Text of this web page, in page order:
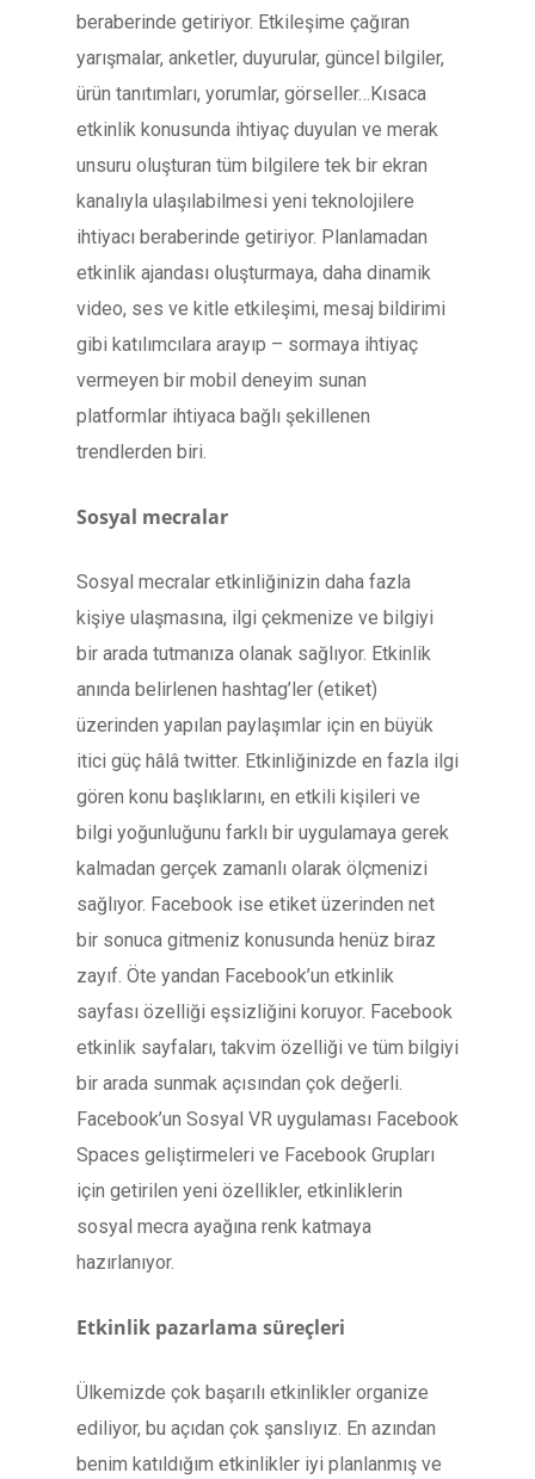
beraberinde getiriyor. Etkileşime çağıran
yarışmalar, anketler, duyurular, güncel bilgiler,
ürün tanıtımları, yorumlar, görseller…Kısaca
etkinlik konusunda ihtiyaç duyulan ve merak
unsuru oluşturan tüm bilgilere tek bir ekran
kanalıyla ulaşılabilmesi yeni teknolojilere
ihtiyacı beraberinde getiriyor. Planlamadan
etkinlik ajandası oluşturmaya, daha dinamik
video, ses ve kitle etkileşimi, mesaj bildirimi
gibi katılımcılara arayıp – sormaya ihtiyaç
vermeyen bir mobil deneyim sunan
platformlar ihtiyaca bağlı şekillenen
trendlerden biri.
Sosyal mecralar
Sosyal mecralar etkinliğinizin daha fazla
kişiye ulaşmasına, ilgi çekmenize ve bilgiyi
bir arada tutmanıza olanak sağlıyor. Etkinlik
anında belirlenen hashtag’ler (etiket)
üzerinden yapılan paylaşımlar için en büyük
itici güç hâlâ twitter. Etkinliğinizde en fazla ilgi
gören konu başlıklarını, en etkili kişileri ve
bilgi yoğunluğunu farklı bir uygulamaya gerek
kalmadan gerçek zamanlı olarak ölçmenizi
sağlıyor. Facebook ise etiket üzerinden net
bir sonuca gitmeniz konusunda henüz biraz
zayıf. Öte yandan Facebook’un etkinlik
sayfası özelliği eşsizliğini koruyor. Facebook
etkinlik sayfaları, takvim özelliği ve tüm bilgiyi
bir arada sunmak açısından çok değerli.
Facebook’un Sosyal VR uygulaması Facebook
Spaces geliştirmeleri ve Facebook Grupları
için getirilen yeni özellikler, etkinliklerin
sosyal mecra ayağına renk katmaya
hazırlanıyor.
Etkinlik pazarlama süreçleri
Ülkemizde çok başarılı etkinlikler organize
ediliyor, bu açıdan çok şanslıyız. En azından
benim katıldığım etkinlikler iyi planlanmış ve